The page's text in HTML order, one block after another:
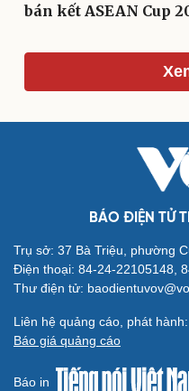
bán kết ASEAN Cup
BÁO ĐIỆN TỬ
Trụ sở: 37 Bà Triệu, phường
Điện thoại: 84-24-22105148,
Thư điện tử:
Liên hệ quảng cáo, phát
Báo giá quảng cáo
Báo in